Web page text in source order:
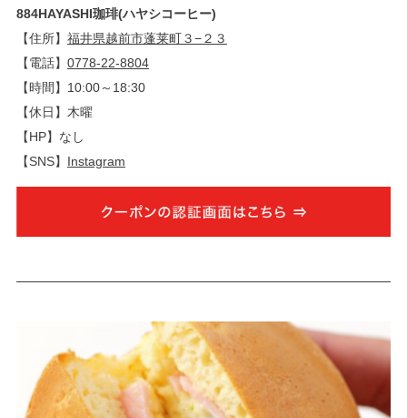
884HAYASHI珈琲(ハヤシコーヒー)
【住所】 福井県越前市蓬莱町３−２３
【電話】 0778-22-8804
【時間】10:00～18:30
【休日】木曜
【HP】なし
【SNS】 Instagram